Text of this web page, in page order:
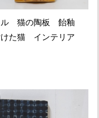
ル 猫の陶板 飴釉
けた猫 インテリア